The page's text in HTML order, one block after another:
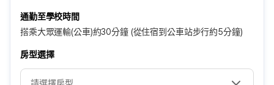
通勤至學校時間
搭乘大眾運輸(公車)約30分鐘 (從住宿到公車站步行約5分鐘)
房型選擇